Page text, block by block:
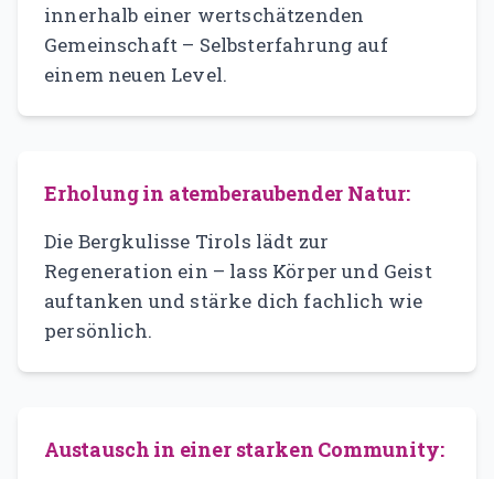
innerhalb einer wertschätzenden
Gemeinschaft – Selbsterfahrung auf
einem neuen Level.
Erholung in atemberaubender Natur:
Die Bergkulisse Tirols lädt zur
Regeneration ein – lass Körper und Geist
auftanken und stärke dich fachlich wie
persönlich.
Austausch in einer starken Community: